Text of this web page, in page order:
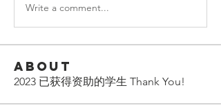
Write a comment...
About
2023 已获得资助的学生 Thank You!